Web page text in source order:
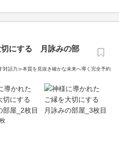
にする 月詠みの部
話力≫本質を見抜き確かな未来へ導く完全予約